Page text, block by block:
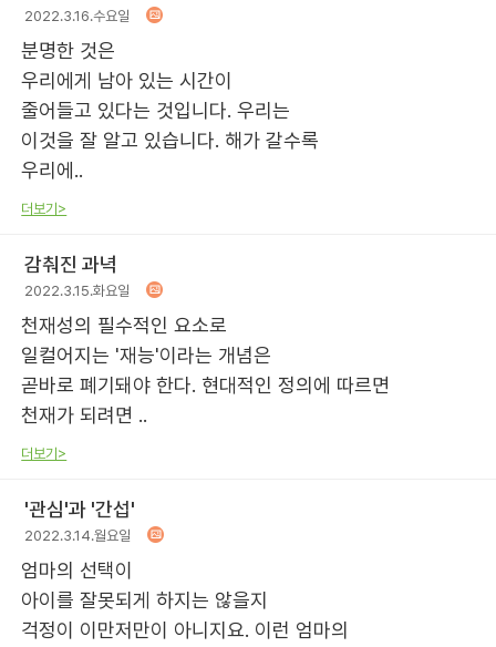
2022.3.16.수요일
분명한 것은
우리에게 남아 있는 시간이
줄어들고 있다는 것입니다. 우리는
이것을 잘 알고 있습니다. 해가 갈수록
우리에..
더보기>
감춰진 과녁
2022.3.15.화요일
천재성의 필수적인 요소로
일컬어지는 '재능'이라는 개념은
곧바로 폐기돼야 한다. 현대적인 정의에 따르면
천재가 되려면 ..
더보기>
'관심'과 '간섭'
2022.3.14.월요일
엄마의 선택이
아이를 잘못되게 하지는 않을지
걱정이 이만저만이 아니지요. 이런 엄마의